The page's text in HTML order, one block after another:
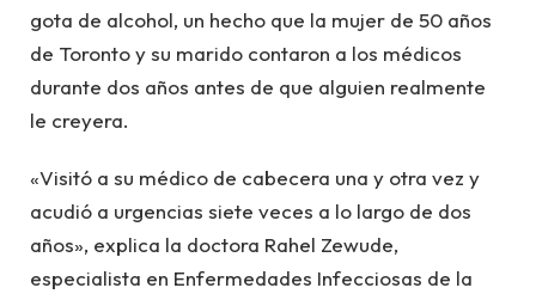
gota de alcohol, un hecho que la mujer de 50 años
de Toronto y su marido contaron a los médicos
durante dos años antes de que alguien realmente
le creyera.
«Visitó a su médico de cabecera una y otra vez y
acudió a urgencias siete veces a lo largo de dos
años», explica la doctora Rahel Zewude,
especialista en Enfermedades Infecciosas de la